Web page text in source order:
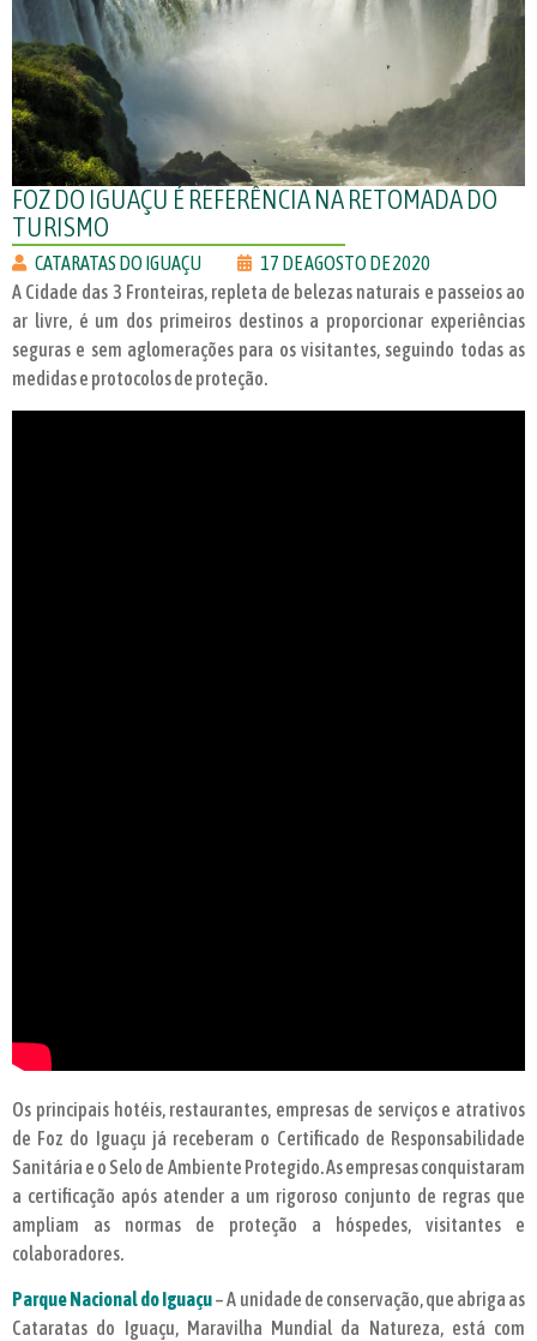
FOZ DO IGUAÇU É REFERÊNCIA NA RETOMADA DO
TURISMO
CATARATAS DO IGUAÇU
17 DE AGOSTO DE 2020
A Cidade das 3 Fronteiras, repleta de belezas naturais e passeios ao
ar livre, é um dos primeiros destinos a proporcionar experiências
seguras e sem aglomerações para os visitantes, seguindo todas as
medidas e protocolos de proteção.
Os principais hotéis, restaurantes, empresas de serviços e atrativos
de Foz do Iguaçu já receberam o Certificado de Responsabilidade
Sanitária e o Selo de Ambiente Protegido. As empresas conquistaram
a certificação após atender a um rigoroso conjunto de regras que
ampliam as normas de proteção a hóspedes, visitantes e
colaboradores.
Parque Nacional do Iguaçu– A unidade de conservação, que abriga as
Cataratas do Iguaçu, Maravilha Mundial da Natureza, está com